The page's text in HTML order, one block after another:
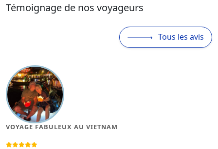
Témoignage de nos voyageurs
Tous les avis
MAGNIFIQUE VOYAGE AU VIETNAM